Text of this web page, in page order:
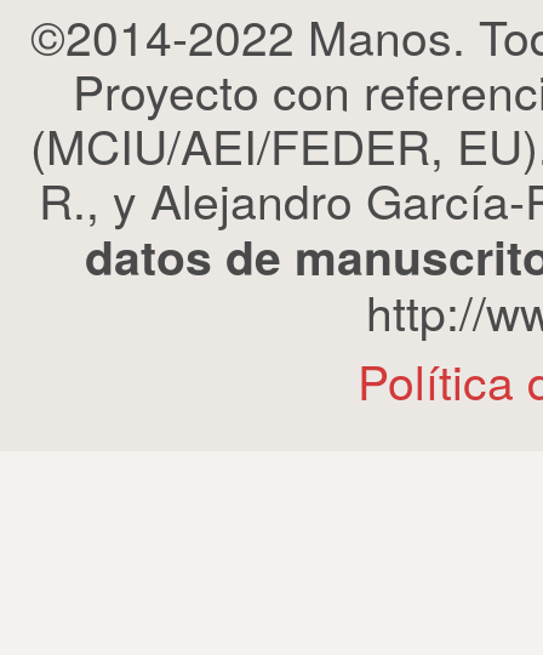
©2014-2022 Manos.
Proyecto con
(MCIU/AEI/FEDER,
R., y Alejandro
datos de
http://
Política